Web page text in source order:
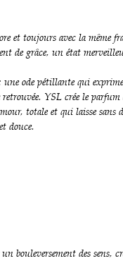
et toujours avec la même
de grâce, un état
ode pétillante qui
YSL crée le parfum
totale et qui laisse sans
douce.
bouleversement des sens,